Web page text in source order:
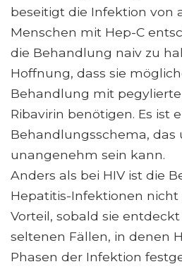
beseitigt die Infektion von
Menschen mit Hep-C
die Behandlung naiv zu
Hoffnung, dass sie
Behandlung mit
Ribavirin benötigen. Es ist
Behandlungsschema, das
unangenehm sein kann.
Anders als bei HIV ist die
Hepatitis-Infektionen
Vorteil, sobald sie
seltenen Fällen, in denen
Phasen der Infektion